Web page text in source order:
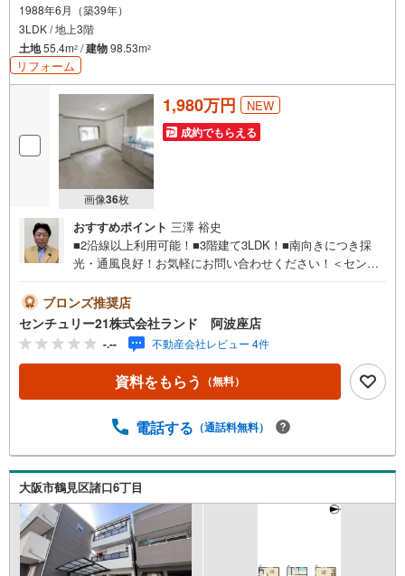
1988年6月（築39年）
3LDK / 地上3階
土地55.4m2 /建物98.53m2
リフォーム
画像36枚
1,980万円 NEW
成約でもらえる
おすすめポイント 三澤 裕史
■2沿線以上利用可能！■3階建て3LDK！■南向きにつき採
光・通風良好！お気軽にお問い合わせください！＜センチ
店は・・・ お客様のニーズに寄り添い、大切なお住まい
のご購入に最後まで伴走いたします！●リフォームのご相談
も承っております。●購入・売却・ローンのご相談・・・な
んでもお気軽にご相談くださいませ！〇大阪メトロ千日前
線・中央線「阿波座」駅5番出口より徒歩約2分！〇営業時
間:10:00～20:00（火曜日・水曜日定休日※祝日は営業）事
す。ご連絡お待ちしております！
ブロンズ推奨店
センチュリー21株式会社ランド 阿波座店
-.-- 不動産会社レビュー 4件
資料をもらう （無料）
電話する （通話料無料）
大阪市鶴見区諸口6丁目